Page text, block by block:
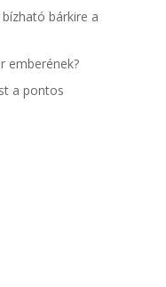
bárkire a
emberének?
a pontos